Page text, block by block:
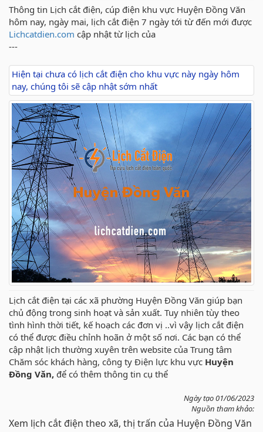
Thông tin Lịch cắt điện, cúp điện khu vực Huyện Đồng Văn
hôm nay, ngày mai, lịch cắt điện 7 ngày tới từ đến mới được
Lichcatdien.com cập nhật từ lịch của
---
Hiện tại chưa có lịch cắt điện cho khu vực này ngày hôm
nay, chúng tôi sẽ cập nhật sớm nhất
Lịch cắt điện tại các xã phường Huyện Đồng Văn giúp bạn
chủ động trong sinh hoạt và sản xuất. Tuy nhiên tùy theo
tình hình thời tiết, kế hoạch các đơn vị ..vì vậy lịch cắt điện
có thể được điều chỉnh hoãn ở một số nơi. Các bạn có thể
cập nhật lịch thường xuyên trên website của Trung tâm
Chăm sóc khách hàng, công ty Điện lực khu vực Huyện
Đồng Văn, để có thêm thông tin cụ thể
Ngày tạo 01/06/2023
Nguồn tham khảo:
Xem lịch cắt điện theo xã, thị trấn của Huyện Đồng Văn